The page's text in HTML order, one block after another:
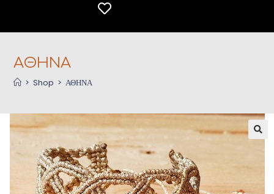
ΑΘΗΝΑ
> Shop > ΑΘΗΝΑ